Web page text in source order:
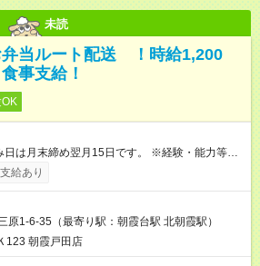
未読
弁当ルート配送 ！時給1,200
事支給！
末締め翌月15日です。 ※経験・能力等を
します。 【試用期間】試用期間あり
：1ヶ月 雇用形態、給与は本採用時と同じです。
給あり
原1-6-35（最寄り駅：朝霞台駅 北朝霞駅）
123 朝霞戸田店